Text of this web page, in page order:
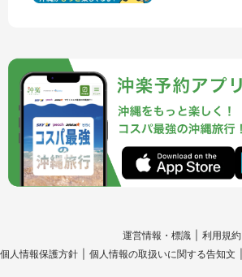
運営情報・標識
利用規約
個人情報保護方針
個人情報の取扱いに関する告知文